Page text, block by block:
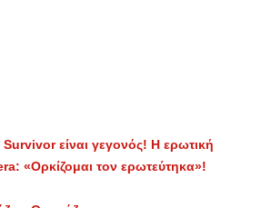
είναι γεγονός! Η ερωτική
«Ορκίζομαι τον ερωτεύτηκα»!